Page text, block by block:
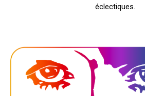
éclectiques.